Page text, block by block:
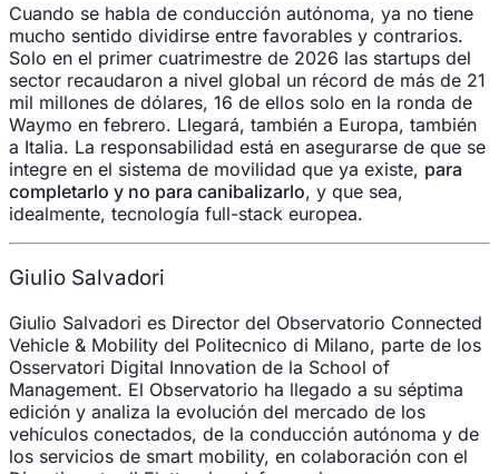
Cuando se habla de conducción autónoma, ya no tiene
mucho sentido dividirse entre favorables y contrarios.
Solo en el primer cuatrimestre de 2026 las startups del
sector recaudaron a nivel global un récord de más de 21
mil millones de dólares, 16 de ellos solo en la ronda de
Waymo en febrero. Llegará, también a Europa, también
a Italia. La responsabilidad está en asegurarse de que se
integre en el sistema de movilidad que ya existe, para
completarlo y no para canibalizarlo, y que sea,
idealmente, tecnología full-stack europea.
Giulio Salvadori
Giulio Salvadori es Director del Observatorio Connected
Vehicle & Mobility del Politecnico di Milano, parte de los
Osservatori Digital Innovation de la School of
Management. El Observatorio ha llegado a su séptima
edición y analiza la evolución del mercado de los
vehículos conectados, de la conducción autónoma y de
los servicios de smart mobility, en colaboración con el